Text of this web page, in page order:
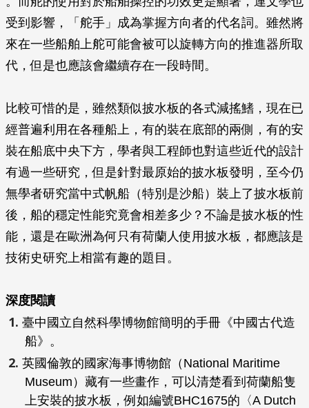
受到影響，「舵手」成為掌握方向者的代名詞。雖然將
來在一些船舶上舵可能會被可以旋轉方向的推進器所取
代，但是也應該會繼續存在一段時間。
比較可惜的是，雖然類似披水板的各式減搖鰭，現在已
經普遍利用在各種船上，有的裝在底部的兩側，有的安
裝在船底中央下方，學者與工程師也對這些近代的設計
有過一些研究，但是針對最原始的披水板發明，至今仍
無學者研究當中式帆船（特別是沙船）裝上了披水板前
後，船的穩定性能究竟會相差多少？不論是披水板的性
能，還是在歐洲為何只有荷蘭人使用披水板，都應該是
技術史研究上相當有趣的題目。
深度閱讀
臺中國立自然科學博物館簡明的手冊《中國古代造
船》。
英國倫敦的國家海事博物館（National Maritime
Museum）藏有一些畫作，可以清楚看到荷蘭船隻
上安裝的披水板，例如編號BHC1675的〈A Dutch